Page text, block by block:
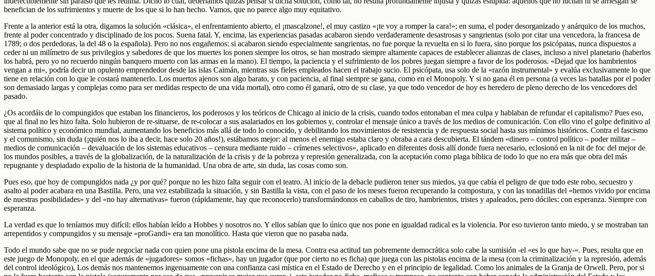
benefician de los sufrimientos y muerte de los que si lo han hecho. Vamos, que no parece algo muy equitativo.
Frente a la anterior está la otra, digamos la solución «clásica», el enfrentamiento abierto, el ¡mascalzone!, el muy castizo «¡te voy a romper la cara!»; en suma, el poder desorganizado y anárquico de los muchos,
frente al poder concentrado y disciplinado de los pocos. Suena fatal. Y, encima, las experiencias pasadas acabaron siendo verdaderamente desastrosas y sangrientas (solo por citar una vencedora, la francesa de
1789; o dos perdedoras, la del 48 o la española). Pero no nos engañemos: si acabaron siendo especialmente sangrientas, no fue porque la revuelta en si lo fuera, sino porque los psicópatas, nunca dispuestos a
ceder ni un milímetro de sus privilegios y sabedores de que los muertes los ponen siempre los otros, se han mostrado siempre altamente capaces de establecer alianzas de clases, incluso a nivel planetario (haberlos
los habrá, pero yo no recuerdo ningún banquero muerto con las armas en la mano). El tiempo, la paciencia y el sufrimiento de los pobres juegan siempre a favor de los poderosos. «Dejad que los hambrientos
vengan a mi», podría decir un opulento emprendedor desde las islas Caimán, mientras sus fieles empleados hacen el trabajo sucio. El psicópata, usa solo de la «razón instrumental» y evalúa exclusivamente lo que
tiene en relación con lo que le costará mantenerlo. Los muertos ajenos son algo barato, y con paciencia, al final siempre se gana, como en el Monopoly. Y si no gana él en persona (a veces las batallas por el poder
son demasiado largas y complejas como para ser medidas respecto de una vida mortal), otro como él ganará, otro de su clase, ya que todo vencedor de hoy es heredero de pleno derecho de los vencedores del
pasado.
¿Os acordáis de lo compungidos que estaban los financieros, los poderosos y los teóricos de Chicago al inicio de la crisis, cuando todos entonaban el mea culpa y hablaban de refundar el capitalismo? Pues eso,
que al final no les hizo falta. Solo hubieron de re-situarse, de re-colocar a sus asalariados en los gobiernos y, controlar el mensaje único a través de los medios de comunicación. Con ello vino el golpe definitivo al
sistema político y económico mundial, aumentando los beneficios más allá de todo lo conocido, y debilitando los movimientos de resistencia y de respuesta social hasta sus mínimos históricos. Contra el fascismo
y el comunismo, sin duda (¡quién nos lo iba a decir, hace solo 20 años!), estábamos mejor: al menos el enemigo estaba claro y obraba a cara descubierta. El tándem «dinero – control político – poder militar –
medios de comunicación – devaluación de los sistemas educativos – censura mediante ruido – crímenes selectivos», aplicado en diferentes dosis allí donde fuera necesario, eclosionó en la nit de foc del mejor de
los mundos posibles, a través de la globalización, de la naturalización de la crisis y de la pobreza y represión generalizada, con la aceptación como plaga bíblica de todo lo que no era más que obra del más
repugnante y despiadado expolio de la historia de la humanidad. Una obra de arte, sin duda, las cosas como son.
Pues eso, que hoy de compungidos nada ¿y por qué? porque no les hizo falta seguir con el teatro. Al inicio de la debacle pudieron tener sus miedos, ya que cabía el peligro de que todo este robo, secuestro y
asalto al poder acabara en una Bastilla. Pero, una vez estabilizada la situación, y sin Bastilla la vista, con el paso de los meses fueron recuperando la compostura, y con las tonadillas del «hemos vivido por encima
de nuestras posibilidades» y del «no hay alternativas» fueron (rápidamente, hay que reconocerlo) transformándonos en caballos de tiro, hambrientos, tristes y apaleados, pero dóciles: con esperanza. Siempre con
esperanza.
La verdad es que lo teníamos muy difícil: ellos habían leído a Hobbes y nosotros no. Y ellos sabían que lo único que nos pone en igualdad radical es la violencia. Por eso tuvieron tanto miedo, y se mostraban tan
arrepentidos y compungidos y su mensaje «proGandi» era tan monolítico. Hasta que vieron que no pasaba nada.
Todo el mundo sabe que no se pude negociar nada con quien pone una pistola encima de la mesa. Contra esa actitud tan pobremente democrática solo cabe la sumisión -el «es lo que hay-«. Pues, resulta que en
este juego de Monopoly, en el que además de «jugadores» somos «fichas», hay un jugador (que por cierto no es ficha) que juega con las pistolas encima de la mesa (con la criminalización y la represión, además
del control ideológico), Los demás nos mantenemos ingenuamente con una confianza casi mística en el Estado de Derecho y en el principio de legalidad. Como los animales de la Granja de Orwell. Pero, por si